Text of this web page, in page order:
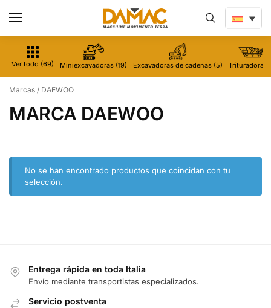
Ver todo (69) Miniexcavadoras (19) Excavadoras de cadenas (5) Trituradoras
Marcas / DAEWOO
MARCA DAEWOO
No se han encontrado productos que coincidan con tu
selección.
Entrega rápida en toda Italia
Envío mediante transportistas especializados.
Servicio postventa